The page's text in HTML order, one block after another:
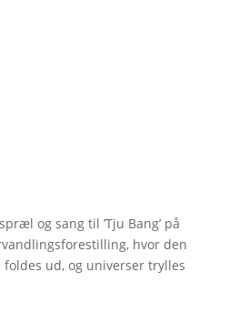
og sang til ’Tju Bang’ på
hvor den
ud, og universer trylles